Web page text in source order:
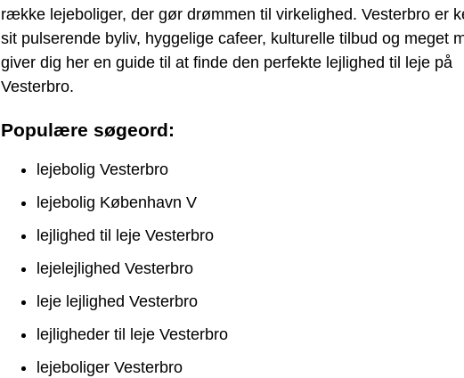
række lejeboliger, der gør drømmen til virkelighed. Vesterbro er
sit pulserende byliv, hyggelige cafeer, kulturelle tilbud og meget
giver dig her en guide til at finde den perfekte lejlighed til leje på
Vesterbro.
Populære søgeord:
lejebolig Vesterbro
lejebolig København V
lejlighed til leje Vesterbro
lejelejlighed Vesterbro
leje lejlighed Vesterbro
lejligheder til leje Vesterbro
lejeboliger Vesterbro